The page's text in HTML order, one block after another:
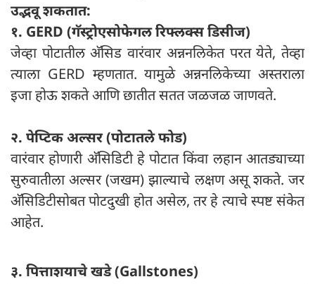
उद्भवू शकतात:
१. GERD (गॅस्ट्रोएसोफेगल रिफ्लक्स डिसीज)
जेव्हा पोटातील अ‍ॅसिड वारंवार अन्ननलिकेत परत येते, तेव्हा
त्याला GERD म्हणतात. यामुळे अन्ननलिकेच्या अस्तराला
इजा होऊ शकते आणि छातीत सतत जळजळ जाणवते.
२. पेप्टिक अल्सर (पोटातले फोड)
वारंवार होणारी अ‍ॅसिडिटी हे पोटात किंवा लहान आतड्याच्या
सुरुवातीला अल्सर (जखम) झाल्याचे लक्षण असू शकते. जर
अ‍ॅसिडिटीसोबत पोटदुखी होत असेल, तर हे त्याचे स्पष्ट संकेत
आहेत.
३. पित्ताशयाचे खडे (Gallstones)